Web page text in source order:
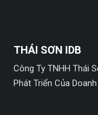
THÁI SƠN IDB
Công Ty TNHH Thái
Phát Triển Của